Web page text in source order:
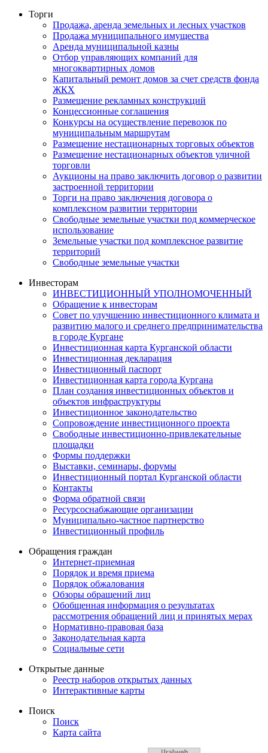
Торги
Продажа, аренда земельных и лесных участков
Продажа муниципального имущества
Аренда муниципальной казны
Отбор управляющих компаний для
многоквартирных домов
Капитальный ремонт домов за счет средств фонда
ЖКХ
Размещение рекламных конструкций
Концессионные соглашения
Конкурсы на осуществление перевозок по
муниципальным маршрутам
Размещение нестационарных торговых объектов
Размещение нестационарных объектов уличной
торговли
Аукционы на право заключить договор о развитии
застроенной территории
Торги на право заключения договора о
комплексном развитии территории
Свободные земельные участки под коммерческое
использование
Земельные участки под комплексное развитие
территорий
Свободные земельные участки
Инвесторам
ИНВЕСТИЦИОННЫЙ УПОЛНОМОЧЕННЫЙ
Обращение к инвесторам
Совет по улучшению инвестиционного климата и
развитию малого и среднего предпринимательства
в городе Кургане
Инвестиционная карта Курганской области
Инвестиционная декларация
Инвестиционный паспорт
Инвестиционная карта города Кургана
План создания инвестиционных объектов и
объектов инфраструктуры
Инвестиционное законодательство
Сопровождение инвестиционного проекта
Свободные инвестиционно-привлекательные
площадки
Формы поддержки
Выставки, семинары, форумы
Инвестиционный портал Курганской области
Контакты
Форма обратной связи
Ресурсоснабжающие организации
Муниципально-частное партнерство
Инвестиционный профиль
Обращения граждан
Интернет-приемная
Порядок и время приема
Порядок обжалования
Обзоры обращений лиц
Обобщенная информация о результатах
рассмотрения обращений лиц и принятых мерах
Нормативно-правовая база
Законодательная карта
Социальные сети
Открытые данные
Реестр наборов открытых данных
Интерактивные карты
Поиск
Поиск
Карта сайта